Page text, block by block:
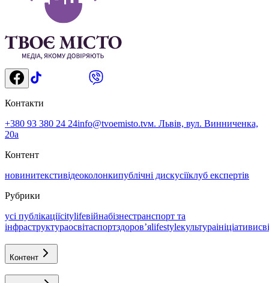
Контакти
+380 93 380 24 24info@tvoemisto.tvм. Львів, вул. Винниченка,
20а
Контент
новинитекстивідеоколонкипублічні дискусіїклуб експертів
Рубрики
усі публікаціїcitylifeвійнабізнестранспорт та
інфраструктураосвітаспортздоровʼяlifestyleкультураініціативи
Контент